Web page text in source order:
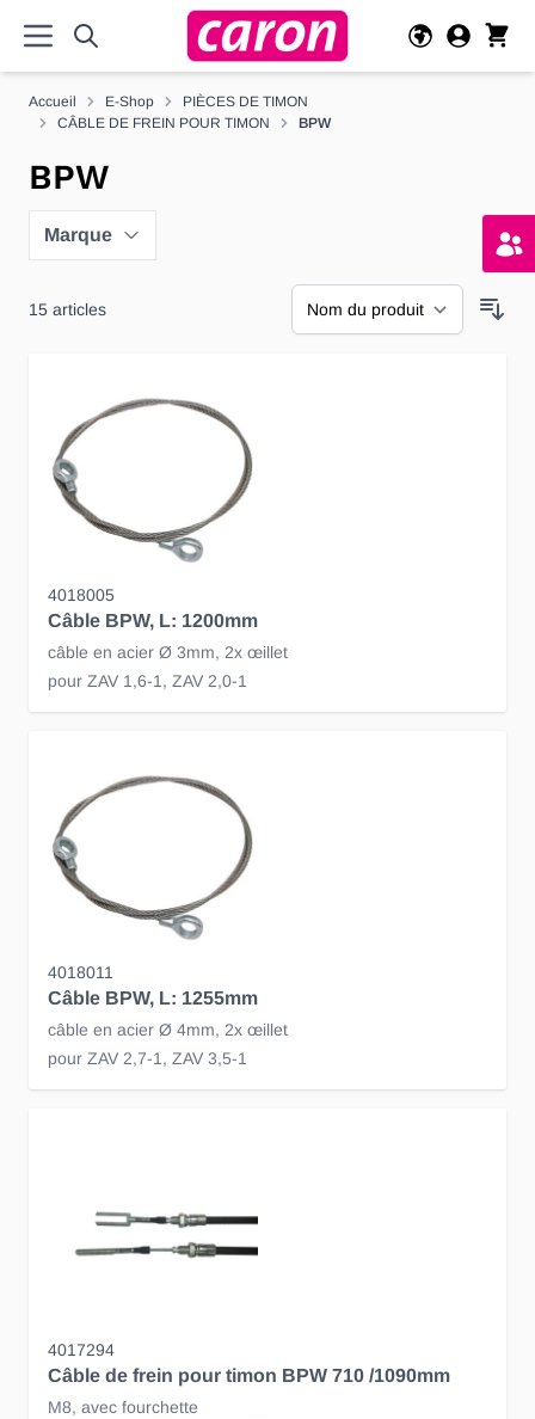
Accueil E-Shop
PIÈCES DE TIMON
CÂBLE DE FREIN POUR TIMON
BPW
BPW
Marque
15 articles
4018005
Câble BPW, L: 1200mm
câble en acier Ø 3mm, 2x œillet
pour ZAV 1,6-1, ZAV 2,0-1
4018011
Câble BPW, L: 1255mm
câble en acier Ø 4mm, 2x œillet
pour ZAV 2,7-1, ZAV 3,5-1
4017294
Câble de frein pour timon BPW 710 /1090mm
M8, avec fourchette